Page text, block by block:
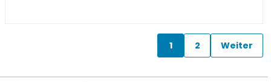
1 2 Weiter